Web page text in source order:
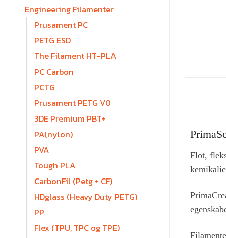
Engineering Filamenter
Prusament PC
PETG ESD
The Filament HT-PLA
PC Carbon
PCTG
Prusament PETG V0
3DE Premium PBT+
PA(nylon)
PVA
Tough PLA
CarbonFil (Petg + CF)
HDglass (Heavy Duty PETG)
PP
Flex (TPU, TPC og TPE)
Flot,